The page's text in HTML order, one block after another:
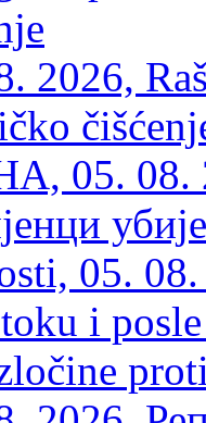
2026,
05. 08.
05.
i